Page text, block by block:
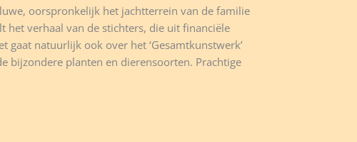
oorspronkelijk het jachtterrein van de familie
het verhaal van de stichters, die uit financiële
gaat natuurlijk ook over het ‘Gesamtkunstwerk’
bijzondere planten en dierensoorten. Prachtige